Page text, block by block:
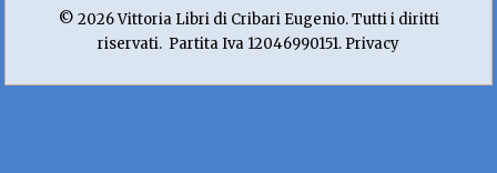
© 2026 Vittoria Libri di Cribari Eugenio. Tutti i diritti
riservati. Partita Iva 12046990151. Privacy